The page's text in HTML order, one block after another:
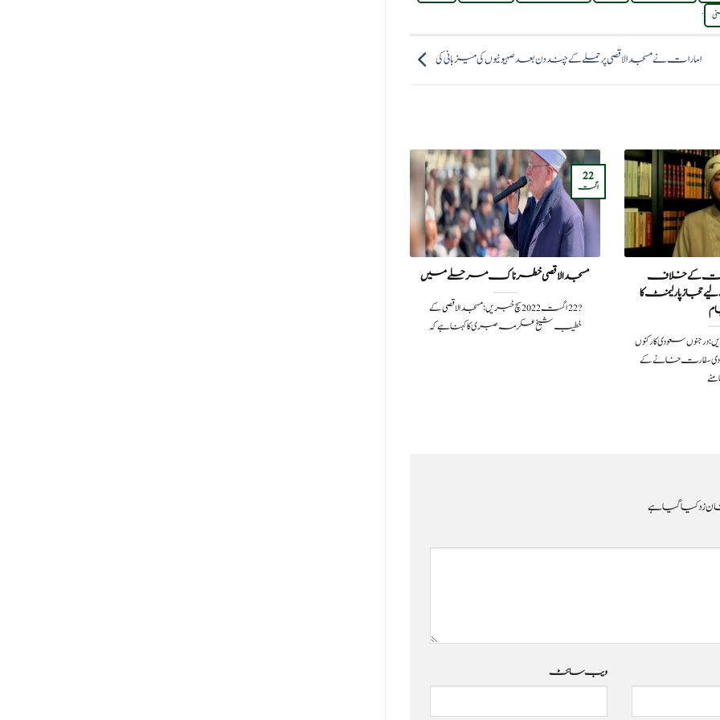
.
امارات نے مسجد الاقصی پر حملے کے چند دن بعد صہیونیوں کی میزبانی کی
کے خلاف
حجاز پارلیمنٹ کا
خبریں:درجنوں سعودی کارکنوں
سفارت خانے کے
مسجد الاقصی خطرناک مرحلے میں
?️ 22 اگست 2022سچ خبریں:مسجد الاقصی کے
خطیب شیخ عکرمہ صبری کا کہنا ہے کہ
22
اگست
زد کیا گیا ہے
ویب‌ سائٹ